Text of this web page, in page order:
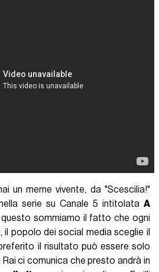
un meme vivente, da "Scescilia!"
serie su Canale 5 intitolata A
questo sommiamo il fatto che ogni
il popolo dei social media sceglie il
il risultato può essere solo
Rai ci comunica che presto andrà in